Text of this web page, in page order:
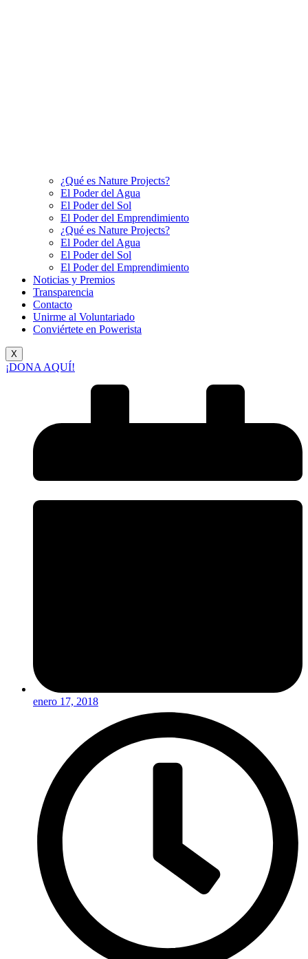
¿Qué es Nature Projects?
El Poder del Agua
El Poder del Sol
El Poder del Emprendimiento
¿Qué es Nature Projects?
El Poder del Agua
El Poder del Sol
El Poder del Emprendimiento
Noticias y Premios
Transparencia
Contacto
Unirme al Voluntariado
Conviértete en Powerista
X
¡DONA AQUÍ!
enero 17, 2018